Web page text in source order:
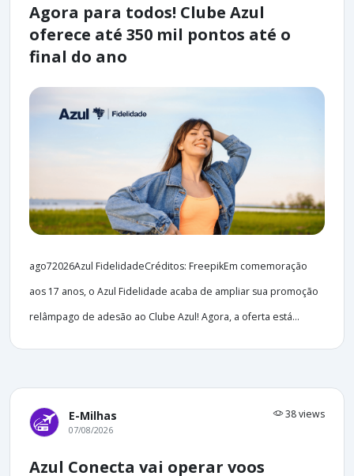
Agora para todos! Clube Azul
oferece até 350 mil pontos até o
final do ano
ago72026Azul FidelidadeCréditos: FreepikEm comemoração
aos 17 anos, o Azul Fidelidade acaba de ampliar sua promoção
relâmpago de adesão ao Clube Azul! Agora, a oferta está...
E-Milhas 38 views
07/08/2026
Azul Conecta vai operar voos